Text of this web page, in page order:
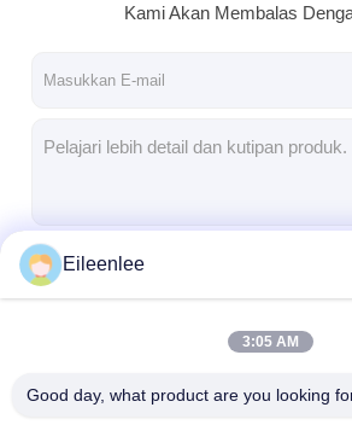
Kami Akan Membalas
Eileenlee
3:05 AM
Good day, what product are you looking